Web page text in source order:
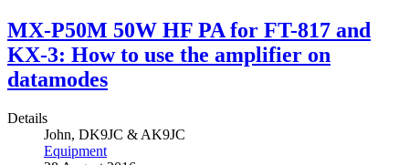
MX-P50M 50W HF PA for FT-817 and
KX-3: How to use the amplifier on
datamodes
Details
John, DK9JC & AK9JC
Equipment